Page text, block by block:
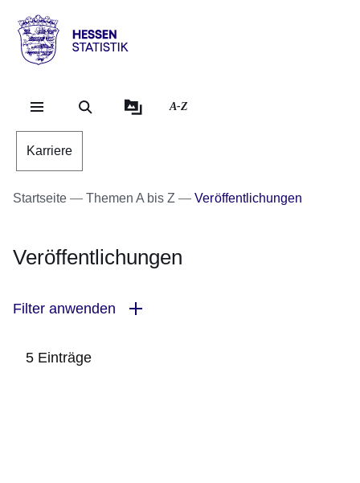
Hessen
Statistik
A-Z
Karriere
Startseite Themen A bis Z Veröffentlichungen
Veröffentlichungen
Filter anwenden
5 Einträge